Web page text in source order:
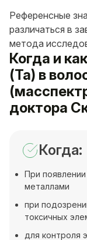
Референсные
различаться в
метода
Когда и
(Ta) в
доктора
Когда:
При
металлами
при
токсичных
для контроля